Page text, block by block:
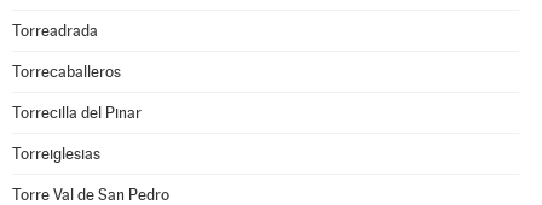
Torreadrada
Torrecaballeros
Torrecilla del Pinar
Torreiglesias
Torre Val de San Pedro